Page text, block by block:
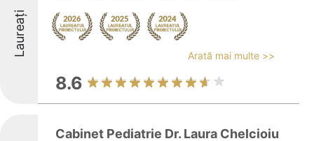
Laureați Arată mai multe >>
8.6
Cabinet Pediatrie Dr. Laura Chelcioiu